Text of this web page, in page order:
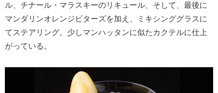
ル、チナール・マラスキーのリキュール、そして、最後に
マンダリンオレンジビターズを加え、ミキシンググラスに
てステアリング。少しマンハッタンに似たカクテルに仕上
がっている。